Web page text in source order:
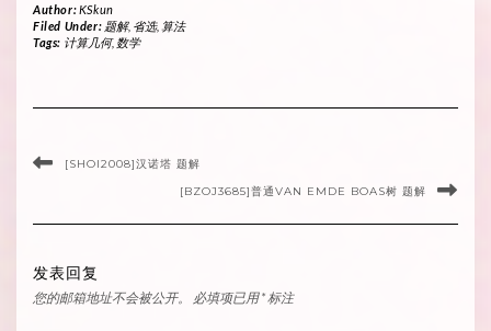
Author:KSkun
Filed Under: 题解, 省选, 算法
Tags: 计算几何, 数学
[SHOI2008]汉诺塔 题解
[BZOJ3685]普通VAN EMDE BOAS树 题解
发表回复
您的邮箱地址不会被公开。 必填项已用*标注